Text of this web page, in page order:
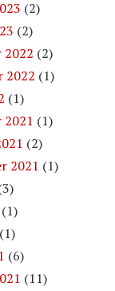
(2)
(2)
2022 (2)
2022 (1)
(1)
2021 (1)
(2)
2021 (1)
(1)
(1)
(6)
(11)